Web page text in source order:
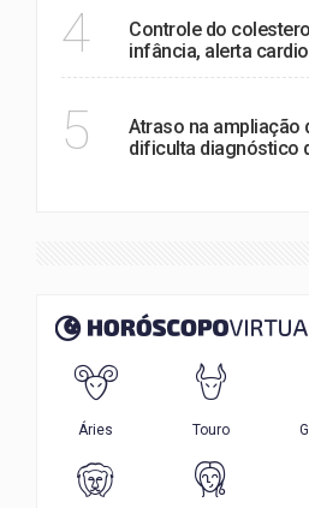
4
Controle do
infância, alerta
5
Atraso na ampliação
dificulta diagnóstico